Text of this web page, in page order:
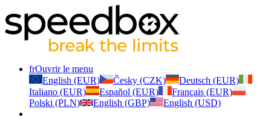
frOuvrir le menu
English (EUR)
Česky (CZK)
Deutsch (EUR)
Italiano (EUR)
Español (EUR)
Français (EUR)
Polski (PLN)
English (GBP) English (USD)